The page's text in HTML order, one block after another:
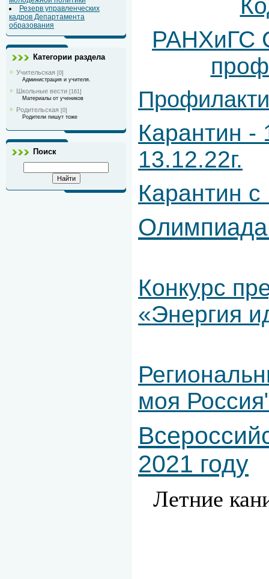
Резерв управленческих
кадров Департамента
образования
Категории раздела
Учительская [0]
Администрация и учителя.
Школьные вести [161]
Материалы от учеников
Родительская [0]
Родители пишут тоже
Поиск
РАНХиГС
Карантин -
13.12.22г.
Карантин с
Конкурс
«Энергия
моя
2021 году
Летние